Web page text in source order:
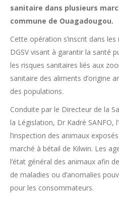
sanitaire dans plusieurs
commune de Ouagadougou.
Cette opération s’inscrit dans
DGSV visant à garantir la santé
les risques sanitaires liés aux
sanitaire des aliments d’origine
des populations.
Conduite par le Directeur de la
la Législation, Dr Kadré SANFO,
l’inspection des animaux
marché à bétail de Kilwin. Les
l’état général des animaux afin
de maladies ou d’anomalies
pour les consommateurs.